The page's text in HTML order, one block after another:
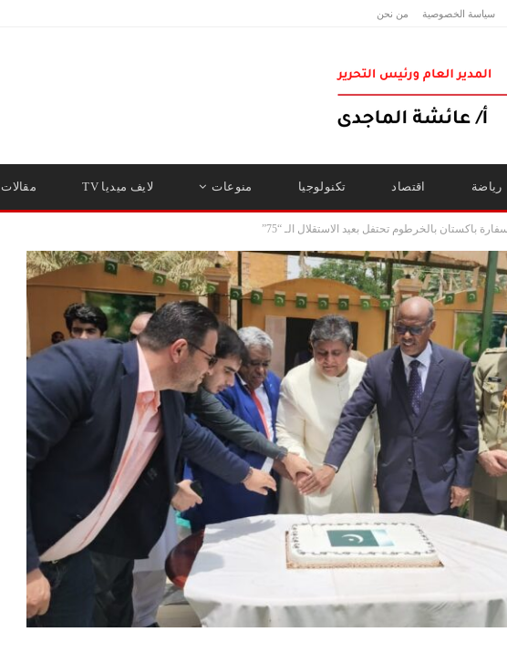
سياسة الخصوصية من نحن
رياضة اقتصاد تكنولوجيا منوعات لايف ميديا TV مقالات
سفارة باكستان بالخرطوم تحتفل بعيد الاستقلال الـ “75”